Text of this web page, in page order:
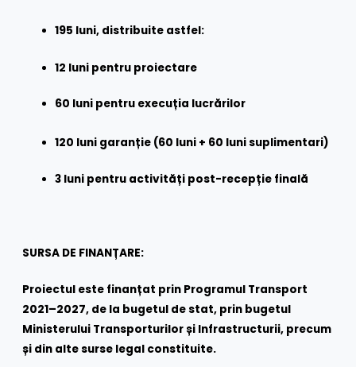
195 luni, distribuite astfel:
12 luni pentru proiectare
60 luni pentru execuția lucrărilor
120 luni garanție (60 luni + 60 luni suplimentari)
3 luni pentru activități post-recepție finală
SURSA DE FINANȚARE:
Proiectul este finanțat prin Programul Transport
2021–2027, de la bugetul de stat, prin bugetul
Ministerului Transporturilor și Infrastructurii, precum
și din alte surse legal constituite.